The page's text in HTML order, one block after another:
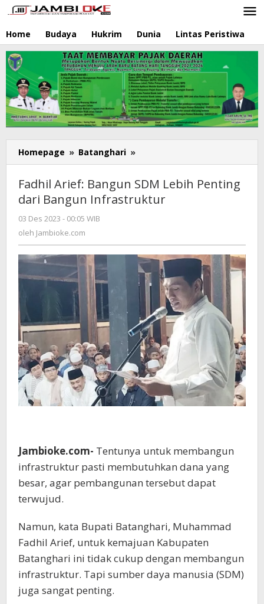
Lewati
ke
konten
Home Budaya Hukrim Dunia Lintas Peristiwa
Homepage » Batanghari »
Arief:
SDM
Lebih
Fadhil Arief: Bangun SDM Lebih Penting
dari Bangun Infrastruktur
03 Des 2023 - 00:05 WIB
oleh Jambioke.com
Jambioke.com- Tentunya untuk membangun
infrastruktur pasti membutuhkan dana yang
besar, agar pembangunan tersebut dapat
terwujud.
Namun, kata Bupati Batanghari, Muhammad
Fadhil Arief, untuk kemajuan Kabupaten
Batanghari ini tidak cukup dengan membangun
infrastruktur. Tapi sumber daya manusia (SDM)
juga sangat penting.